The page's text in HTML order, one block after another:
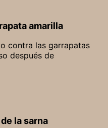
amarilla
contra las garrapatas
después de
la sarna